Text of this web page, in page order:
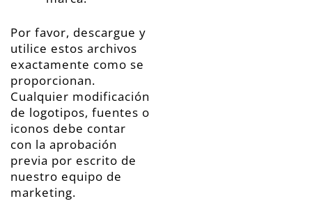
Por favor, descargue y
utilice estos archivos
exactamente como se
proporcionan.
Cualquier modificación
de logotipos, fuentes o
iconos debe contar
con la aprobación
previa por escrito de
nuestro equipo de
marketing.